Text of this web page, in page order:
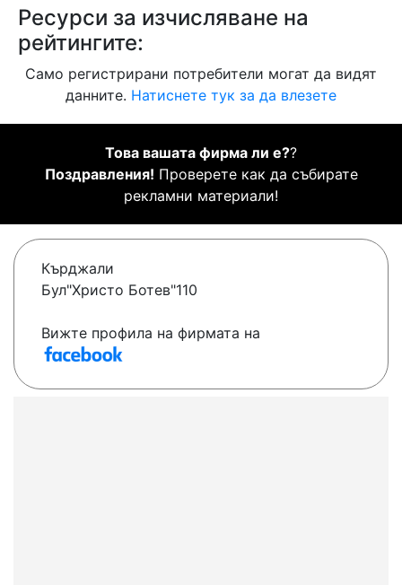
Ресурси за изчисляване на
рейтингите:
Само регистрирани потребители могат да видят
данните. Натиснете тук за да влезете
Това вашата фирма ли е??
Поздравления! Проверете как да събирате
рекламни материали!
Кърджали
Бул"Христо Ботев"110
Вижте профила на фирмата на